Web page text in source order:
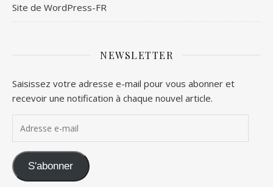
Site de WordPress-FR
NEWSLETTER
Saisissez votre adresse e-mail pour vous abonner et
recevoir une notification à chaque nouvel article.
S'abonner